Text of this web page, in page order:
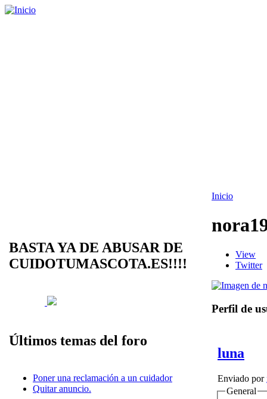
BASTA YA DE ABUSAR DE
CUIDOTUMASCOTA.ES!!!!
Últimos temas del foro
Poner una reclamación a un cuidador
Quitar anuncio.
Inicio
View
Twitter
Perfil de
luna
Enviado por
General